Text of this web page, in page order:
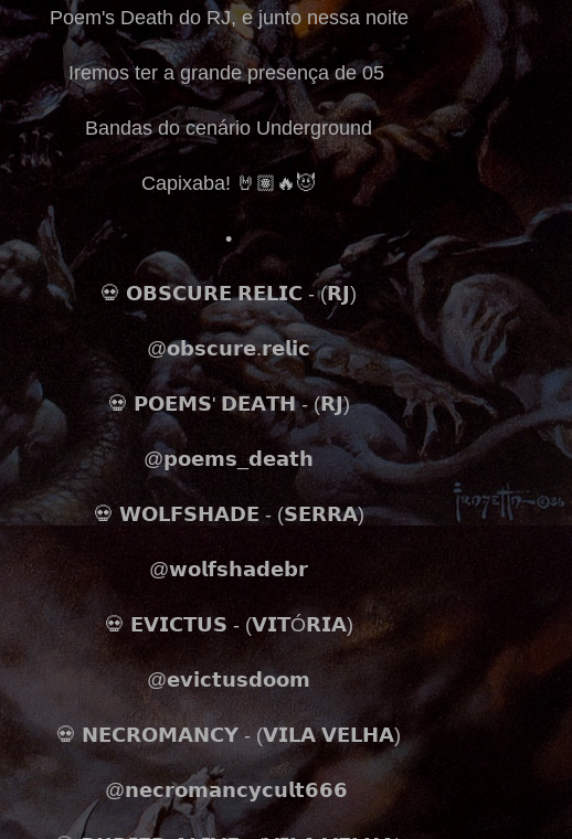
Poem's Death do RJ, e junto nessa noite
Iremos ter a grande presença de 05
Bandas do cenário Underground
Capixaba! 🤘🏽🔥😈
•
💀 𝗢𝗕𝗦𝗖𝗨𝗥𝗘 𝗥𝗘𝗟𝗜𝗖 - (𝗥𝗝)
@𝗼𝗯𝘀𝗰𝘂𝗿𝗲.𝗿𝗲𝗹𝗶𝗰
💀 𝗣𝗢𝗘𝗠𝗦' 𝗗𝗘𝗔𝗧𝗛 - (𝗥𝗝)
@𝗽𝗼𝗲𝗺𝘀_𝗱𝗲𝗮𝘁𝗵
💀 𝗪𝗢𝗟𝗙𝗦𝗛𝗔𝗗𝗘 - (𝗦𝗘𝗥𝗥𝗔)
@𝘄𝗼𝗹𝗳𝘀𝗵𝗮𝗱𝗲𝗯𝗿
💀 𝗘𝗩𝗜𝗖𝗧𝗨𝗦 - (𝗩𝗜𝗧Ó𝗥𝗜𝗔)
@𝗲𝘃𝗶𝗰𝘁𝘂𝘀𝗱𝗼𝗼𝗺
💀 𝗡𝗘𝗖𝗥𝗢𝗠𝗔𝗡𝗖𝗬 - (𝗩𝗜𝗟𝗔 𝗩𝗘𝗟𝗛𝗔)
@𝗻𝗲𝗰𝗿𝗼𝗺𝗮𝗻𝗰𝘆𝗰𝘂𝗹𝘁𝟲𝟲𝟲